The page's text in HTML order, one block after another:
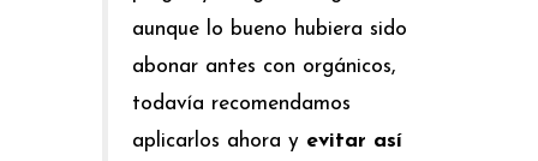
aunque lo bueno hubiera sido
abonar antes con orgánicos,
todavía recomendamos
aplicarlos ahora y evitar así